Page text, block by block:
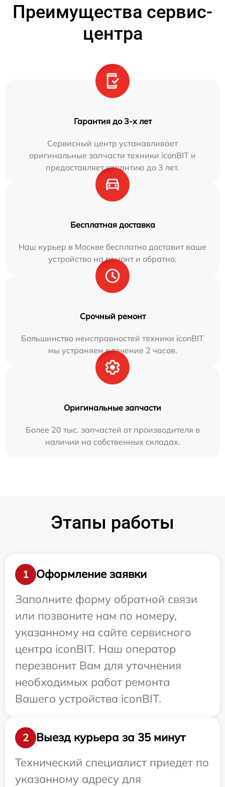
Преимущества сервис-
центра
Гарантия до 3-х лет
Сервисный центр устанавливает
оригинальные запчасти техники iconBIT и
предоставляет гарантию до 3 лет.
Бесплатная доставка
Наш курьер в Москве бесплатно доставит ваше
устройство на ремонт и обратно.
Срочный ремонт
Большинство неисправностей техники iconBIT
мы устраняем в течение 2 часов.
Оригинальные запчасти
Более 20 тыс. запчастей от производителя в
наличии на собственных складах.
Этапы работы
1
Оформление заявки
Заполните форму обратной связи
или позвоните нам по номеру,
указанному на сайте сервисного
центра iconBIT. Наш оператор
перезвонит Вам для уточнения
необходимых работ ремонта
Вашего устройства iconBIT.
2
Выезд курьера за 35 минут
Технический специалист приедет по
указанному адресу для